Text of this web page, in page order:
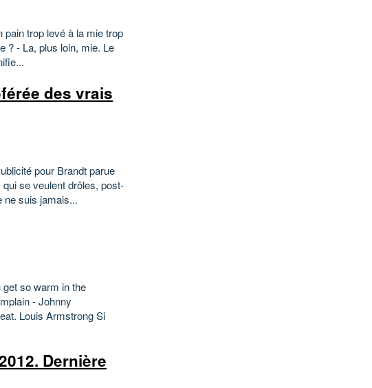
trop levé à la mie trop
? - La, plus loin, mie. Le
des vrais
pour Brandt parue
se veulent drôles, post-
ne suis jamais...
get so warm in the
- Johnny
Louis Armstrong Si
Dernière